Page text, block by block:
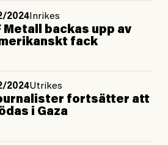
2024 Inrikes
Metall backas upp av
fack
2024Utrikes
fortsätter att
i Gaza